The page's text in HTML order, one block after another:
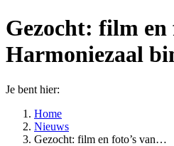
Gezocht: film en
Harmoniezaal
Je bent hier:
Home
Nieuws
Gezocht: film en foto’s van…